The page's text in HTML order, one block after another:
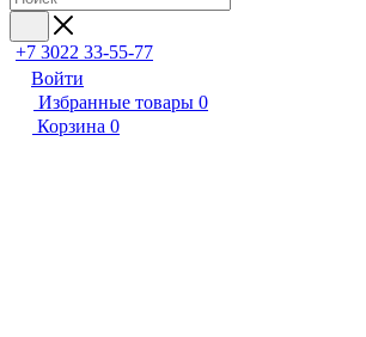
+7 3022 33-55-77
Войти
Избранные товары 0
Корзина 0